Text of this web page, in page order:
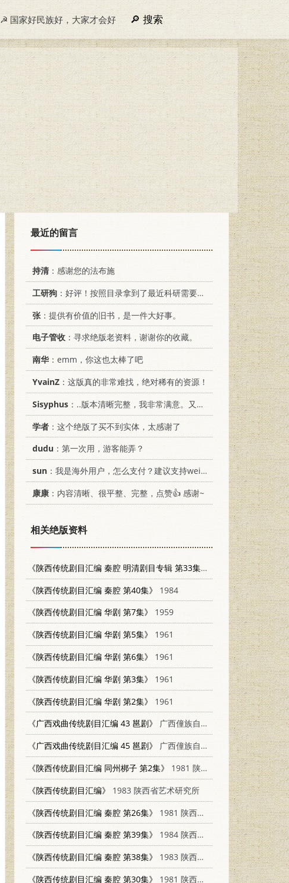
☭ 国家好民族好，大家才会好 搜索
最近的留言
持清：感谢您的法布施
工研狗 ：好评！按照目录拿到了最近科研需要的材料！
张 ：提供有价值的旧书，是一件大好事。
电子管收 ：寻求绝版老资料，谢谢你的收藏。
南华：emm，你这也太棒了吧
YvainZ ：这版真的非常难找，绝对稀有的资源！
Sisyphus ：..版本清晰完整，我非常满意。又及，这本《话语的真相》...
学者 ：这个绝版了买不到实体，太感谢了
dudu ：第一次用，游客能弄？
sun ：我是海外用户，怎么支付？建议支持weixin支付
康康 ：内容清晰、很平整、完整，点赞👍 感谢~
相关绝版资料
《陕西传统剧目汇编 秦腔 明清剧目专辑 第33集》
1982 陕西省文化局
《陕西传统剧目汇编 秦腔 第40集》
1984
《陕西传统剧目汇编 华剧 第7集》
1959
《陕西传统剧目汇编 华剧 第5集》
1961
《陕西传统剧目汇编 华剧 第6集》
1961
《陕西传统剧目汇编 华剧 第3集》
1961
《陕西传统剧目汇编 华剧 第2集》
1961
《广西戏曲传统剧目汇编 43 邕剧》
广西僮族自治区文化局戏曲工作室
《广西戏曲传统剧目汇编 45 邕剧》
广西僮族自治区文化局戏曲工作室
《陕西传统剧目汇编 同州梆子 第2集》
1981 陕西省文化局
《陕西传统剧目汇编》
1983 陕西省艺术研究所
《陕西传统剧目汇编 秦腔 第26集》
1981 陕西省文化局
《陕西传统剧目汇编 秦腔 第39集》
1984 陕西省艺术研究所
《陕西传统剧目汇编 秦腔 第38集》
1983 陕西省艺术研究所
《陕西传统剧目汇编 秦腔 第30集》
1981 陕西省文化局